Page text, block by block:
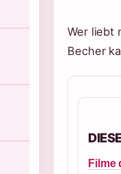
Wer liebt
Becher
Filme